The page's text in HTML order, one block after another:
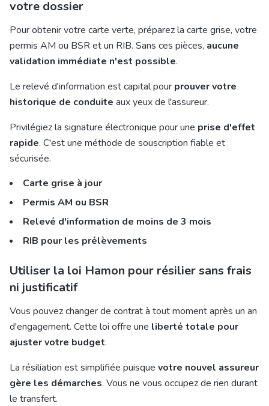
votre dossier
Pour obtenir votre carte verte, préparez la carte grise, votre
permis AM ou BSR et un RIB. Sans ces pièces, aucune
validation immédiate n'est possible.
Le relevé d'information est capital pour prouver votre
historique de conduite aux yeux de l'assureur.
Privilégiez la signature électronique pour une prise d'effet
rapide. C'est une méthode de souscription fiable et
sécurisée.
Carte grise à jour
Permis AM ou BSR
Relevé d'information de moins de 3 mois
RIB pour les prélèvements
Utiliser la loi Hamon pour résilier sans frais
ni justificatif
Vous pouvez changer de contrat à tout moment après un an
d'engagement. Cette loi offre une liberté totale pour
ajuster votre budget.
La résiliation est simplifiée puisque votre nouvel assureur
gère les démarches. Vous ne vous occupez de rien durant
le transfert.